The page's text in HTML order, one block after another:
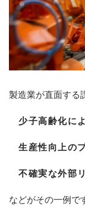
製造業が直面する
少子高齢化に
生産性向上の
不確実な外部
などがその一例で